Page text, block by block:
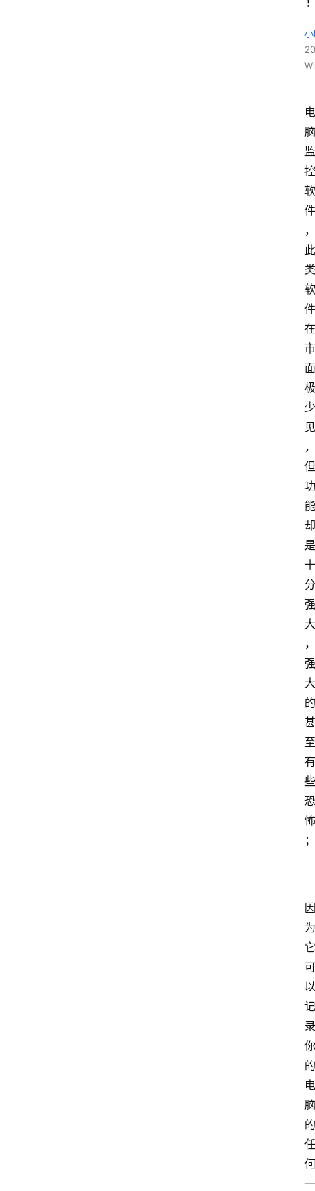
电
脑
监
控
软
件
，
此
类
软
件
在
市
面
极
少
见
，
但
功
能
却
是
十
分
强
大
，
强
大
的
甚
至
有
些
恐
怖
；
因
为
它
可
以
记
录
你
的
电
脑
的
任
何
一